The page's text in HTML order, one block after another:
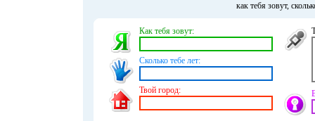
как тебя зовут,
Как тебя зовут:
Сколько тебе лет:
Твой город: